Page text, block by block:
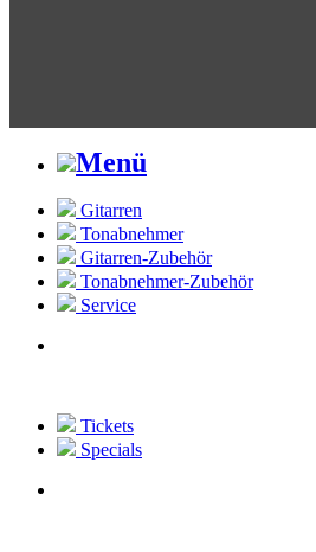
Menü
Gitarren
Tonabnehmer
Gitarren-Zubehör
Tonabnehmer-Zubehör
Service
Tickets
Specials